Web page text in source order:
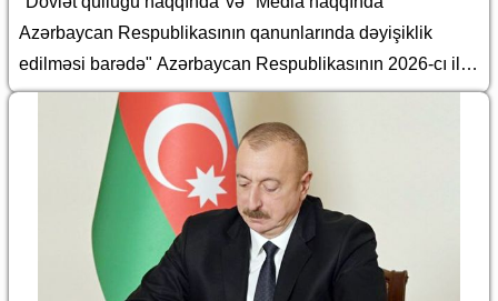
Azərbaycan Respublikasının qanunlarında dəyişiklik
edilməsi barədə" Azərbaycan Respublikasının 2026-cı il
14 iyul tarixli 449-VIIQD nömrəli Qanununun tətbiqi və
bununla əlaqədar bəzi məsələlərin tənzimlənməsi